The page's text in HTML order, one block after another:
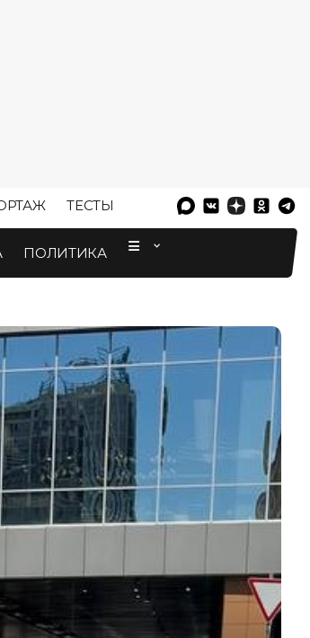
ТЕСТЫ
ПОЛИТИКА